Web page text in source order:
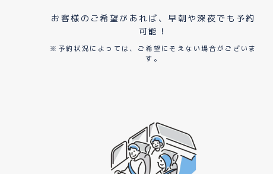
お客様のご希望があれば、早朝や深夜でも予約
可能！
※予約状況によっては、ご希望にそえない場合がございま
す。